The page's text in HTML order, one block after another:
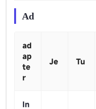
Ad
ad
ap
te
r
Je Tu
In